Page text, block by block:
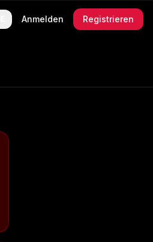
Anmelden Registrieren